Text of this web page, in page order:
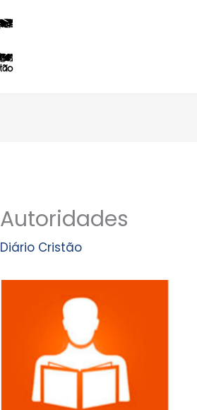
Autoridades
Diário Cristão